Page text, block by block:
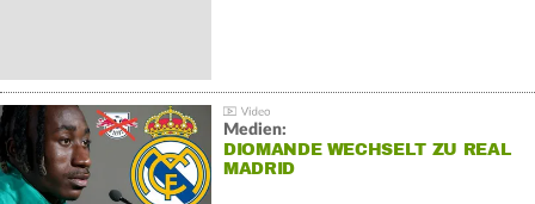
Medien:
DIOMANDE WECHSELT ZU REAL
MADRID